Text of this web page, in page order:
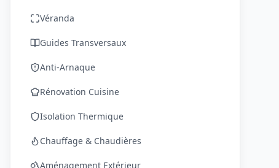
Véranda
Guides Transversaux
Anti-Arnaque
Rénovation Cuisine
Isolation Thermique
Chauffage & Chaudières
Aménagement Extérieur